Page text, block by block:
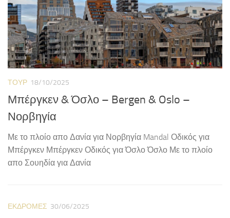
ΤΟΎΡ 18/10/2025
Μπέργκεν & Όσλο – Bergen & Oslo –
Νορβηγία
Με το πλοίο απο Δανία για Νορβηγία Mandal Οδικός για
Μπέργκεν Μπέργκεν Οδικός για Όσλο Όσλο Με το πλοίο
απο Σουηδία για Δανία
ΕΚΔΡΟΜΈΣ 30/06/2025